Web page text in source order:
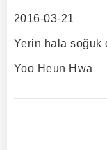
2016-03-21
Yerin hala soğuk
Yoo Heun Hwa